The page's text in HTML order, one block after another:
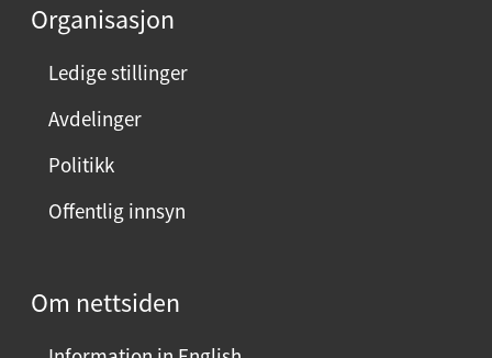
Organisasjon
Ledige stillinger
Avdelinger
Politikk
Offentlig innsyn
Om nettsiden